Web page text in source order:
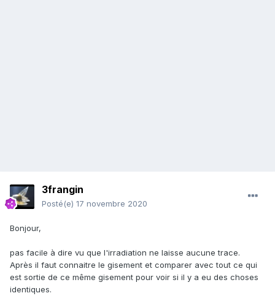
3frangin
Posté(e) 17 novembre 2020
Bonjour,
pas facile à dire vu que l'irradiation ne laisse aucune trace.
Après il faut connaitre le gisement et comparer avec tout ce qui
est sortie de ce même gisement pour voir si il y a eu des choses
identiques.